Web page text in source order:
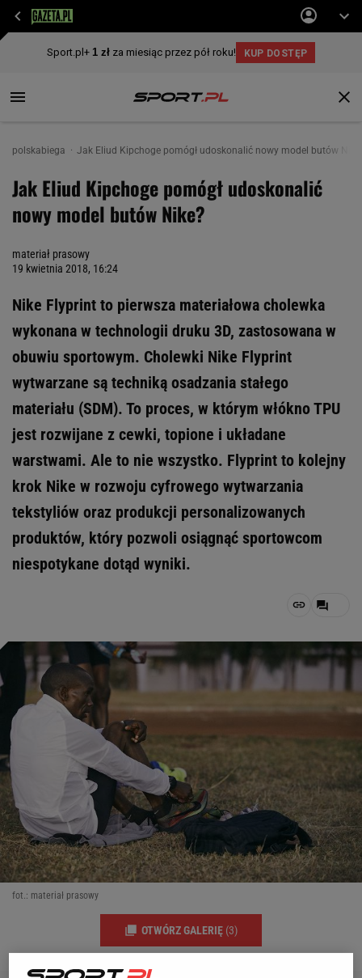
polskabiega Jak Eliud Kipchoge pomógł udoskonalić nowy model butów
Jak Eliud Kipchoge pomógł udoskonalić
nowy model butów Nike?
materiał prasowy
19 kwietnia 2018, 16:24
Nike Flyprint to pierwsza materiałowa cholewka
wykonana w technologii druku 3D, zastosowana w
obuwiu sportowym. Cholewki Nike Flyprint
wytwarzane są techniką osadzania stałego
materiału (SDM). To proces, w którym włókno TPU
jest rozwijane z cewki, topione i układane
warstwami. Ale to nie wszystko. Flyprint to kolejny
krok Nike w rozwoju cyfrowego wytwarzania
tekstyliów oraz produkcji personalizowanych
produktów, który pozwoli osiągnąć sportowcom
niespotykane dotąd wyniki.
fot.: materiał prasowy
OTWÓRZ GALERIĘ (3)